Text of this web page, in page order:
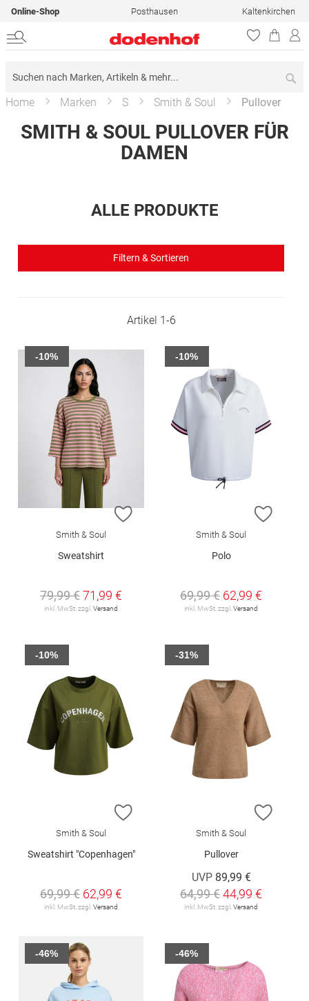
Online-Shop Posthausen Kaltenkirchen
Home Marken S Smith & Soul Pullover
SMITH & SOUL PULLOVER FÜR
DAMEN
ALLE PRODUKTE
Filtern & Sortieren
Artikel 1-6
ZUR WUNSCHLISTE HINZUFÜGEN
Smith & Soul
Sweatshirt
79,99 €71,99 €
inkl. MwSt. zzgl. Versand
-10%
ZUR
Smith & Soul
Polo
69,99 € 62,99 €
inkl. MwSt. zzgl. Versand
-10%
ZUR WUNSCHLISTE HINZUFÜGEN
Smith & Soul
Sweatshirt "Copenhagen"
69,99 € 62,99 €
inkl. MwSt. zzgl. Versand
-10%
ZUR
Smith & Soul
Pullover
UVP 89,99 €
64,99 €44,99 €
inkl. MwSt. zzgl. Versand
-31%
-46% -46%